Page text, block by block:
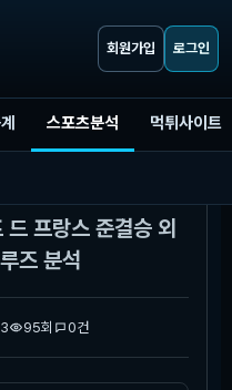
회원가입 로그인
스포츠분석 먹튀사이트
프랑스 준결승 외
즈 분석
95회 0건